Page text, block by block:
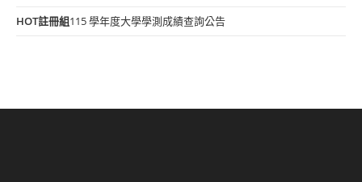
HOT註冊組115 學年度大學學測成績查詢公告